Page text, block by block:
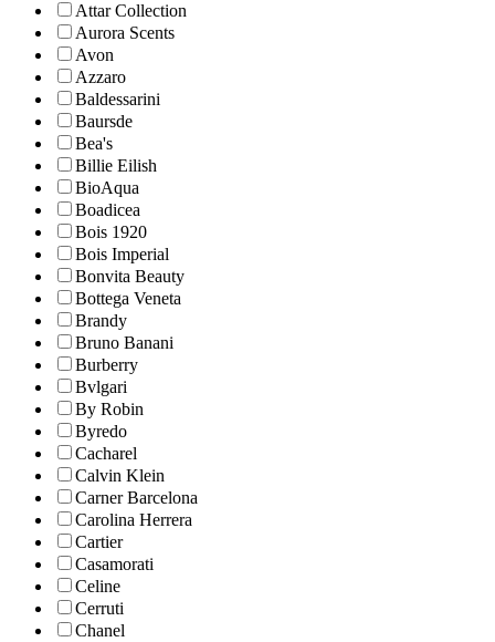
Attar Collection
Aurora Scents
Avon
Azzaro
Baldessarini
Baursde
Bea's
Billie Eilish
BioAqua
Boadicea
Bois 1920
Bois Imperial
Bonvita Beauty
Bottega Veneta
Brandy
Bruno Banani
Burberry
Bvlgari
By Robin
Byredo
Cacharel
Calvin Klein
Carner Barcelona
Carolina Herrera
Cartier
Casamorati
Celine
Cerruti
Chanel